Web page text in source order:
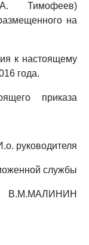
Тимофеев)
на
к настоящему
года.
приказа
руководителя
службы
В.М.МАЛИНИН